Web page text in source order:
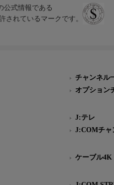
公式情報である
されているマークです。
チャンネル
オプション
J:テレ
J:COMチャ
ケーブル4K